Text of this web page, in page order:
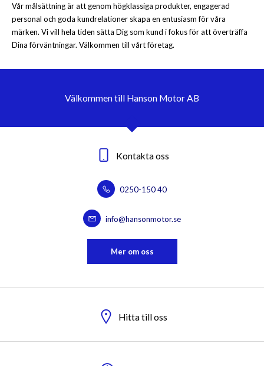
Vår målsättning är att genom högklassiga produkter, engagerad
personal och goda kundrelationer skapa en entusiasm för våra
märken. Vi vill hela tiden sätta Dig som kund i fokus för att överträffa
Dina förväntningar. Välkommen till vårt företag.
Välkommen till Hanson Motor AB
Kontakta oss
0250-150 40
info@hansonmotor.se
Mer om oss
Hitta till oss